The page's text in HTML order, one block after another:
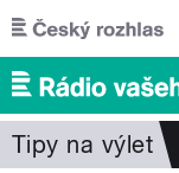
Přejít k hlavnímu
Tipy na výlet